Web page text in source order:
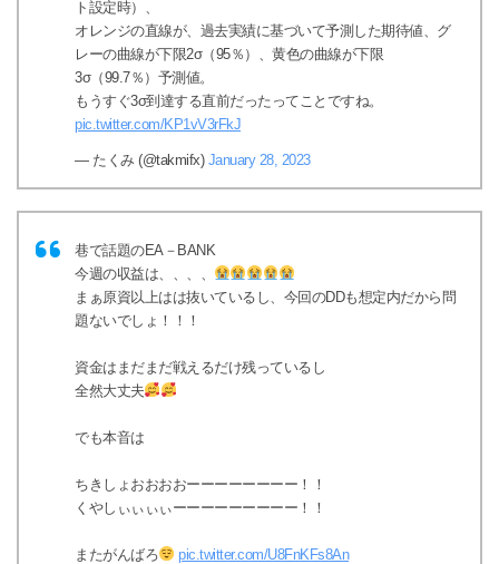
ト設定時）、
オレンジの直線が、過去実績に基づいて予測した期待値、グ
レーの曲線が下限2σ（95％）、黄色の曲線が下限
3σ（99.7％）予測値。
もうすぐ3σ到達する直前だったってことですね。
pic.twitter.com/KP1vV3rFkJ
— たくみ (@takmifx) January 28, 2023
巷で話題のEA－BANK
今週の収益は、、、、
まぁ原資以上はは抜いているし、今回のDDも想定内だから問
題ないでしょ！！！
資金はまだまだ戦えるだけ残っているし
全然大丈夫
でも本音は
ちきしょおおおおーーーーーーーー！！
くやしぃぃぃぃーーーーーーーーー！！
またがんばろ pic.twitter.com/U8FnKFs8An